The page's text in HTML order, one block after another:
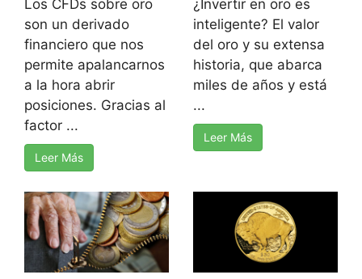
Los CFDs sobre oro
son un derivado
financiero que nos
permite apalancarnos
a la hora abrir
posiciones. Gracias al
factor ...
Leer Más
¿Invertir en oro es
inteligente? El valor
del oro y su extensa
historia, que abarca
miles de años y está
...
Leer Más